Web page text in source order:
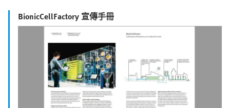
BionicCellFactory 宣傳手冊